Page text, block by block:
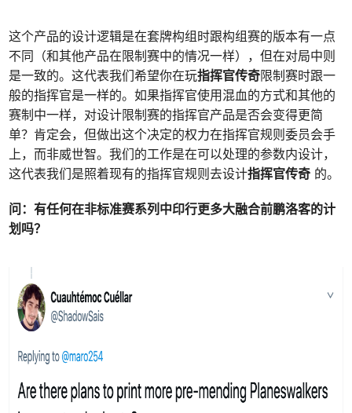
这个产品的设计逻辑是在套牌构组时跟构组赛的版本有一点
不同（和其他产品在限制赛中的情况一样），但在对局中则
是一致的。这代表我们希望你在玩指挥官传奇限制赛时跟一
般的指挥官是一样的。如果指挥官使用混血的方式和其他的
赛制中一样，对设计限制赛的指挥官产品是否会变得更简
单？肯定会，但做出这个决定的权力在指挥官规则委员会手
上，而非威世智。我们的工作是在可以处理的参数内设计，
这代表我们是照着现有的指挥官规则去设计指挥官传奇 的。
问：有任何在非标准赛系列中印行更多大融合前鹏洛客的计
划吗？